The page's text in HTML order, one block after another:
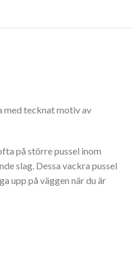
med tecknat motiv av
på större pussel inom
slag. Dessa vackra pussel
upp på väggen när du är